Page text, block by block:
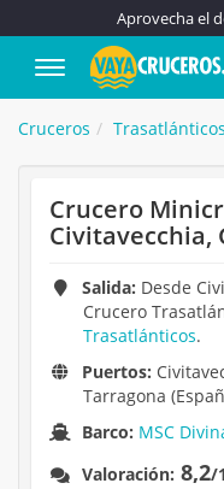
Aprovecha el
Cruceros Trasatlánticos
Crucero
Civitavecchia,
Salida: Desde
Crucero
Trasatlánticos.
Puertos:
Tarragona
Barco: MSC
Valoración: 8,2/